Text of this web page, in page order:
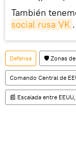
También
social rusa VK .
Defensa 🛡️ Zonas
Comando Central de
📰 Escalada entre